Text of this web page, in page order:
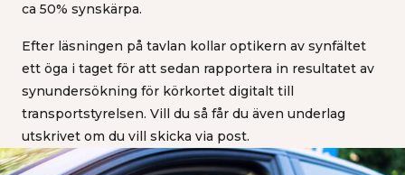
ca 50% synskärpa.
Efter läsningen på tavlan kollar optikern av synfältet
ett öga i taget för att sedan rapportera in resultatet av
synundersökning för körkortet digitalt till
transportstyrelsen. Vill du så får du även underlag
utskrivet om du vill skicka via post.